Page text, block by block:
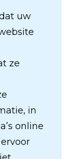
uw
ze
in
online